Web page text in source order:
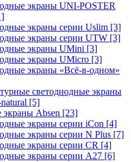
экраны UNI-POSTER
экраны серии Uslim [3]
экраны серии UTW [3]
экраны UMini [3]
экраны UMicro [3]
экраны «Всё-в-одном»
светодиодные экраны
[5]
Absen [23]
экраны серии iCon [4]
экраны серии N Plus [7]
экраны серии CR [4]
экраны серии А27 [6]